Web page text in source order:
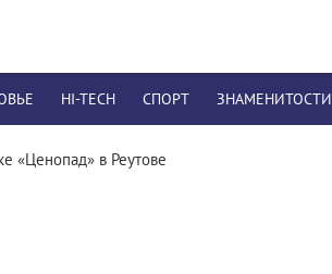
HI-TECH СПОРТ ЗНАМЕНИТОСТИ
«Ценопад» в Реутове